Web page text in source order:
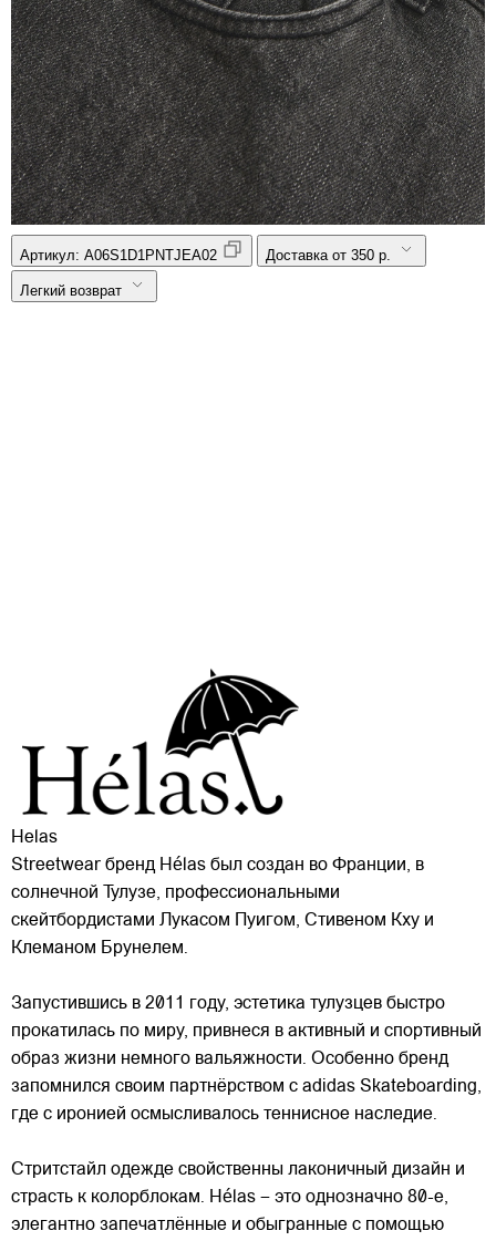
Артикул: A06S1D1PNTJEA02 Доставка от 350 р.
Легкий возврат
Helas
Streetwear бренд Hélas был создан во Франции, в
солнечной Тулузе, профессиональными
скейтбордистами Лукасом Пуигом, Стивеном Кху и
Клеманом Брунелем.
Запустившись в 2011 году, эстетика тулузцев быстро
прокатилась по миру, привнеся в активный и спортивный
образ жизни немного вальяжности. Особенно бренд
запомнился своим партнёрством с adidas Skateboarding,
где с иронией осмысливалось теннисное наследие.
Стритстайл одежде свойственны лаконичный дизайн и
страсть к колорблокам. Hélas – это однозначно 80-е,
элегантно запечатлённые и обыгранные с помощью